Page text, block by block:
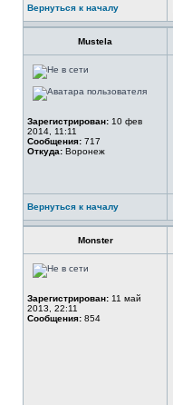
Вернуться к началу
Mustela
Зарегистрирован: 10 фев
2014, 11:11
Сообщения: 717
Откуда: Воронеж
Вернуться к началу
Monster
Зарегистрирован: 11 май
2013, 22:11
Сообщения: 854